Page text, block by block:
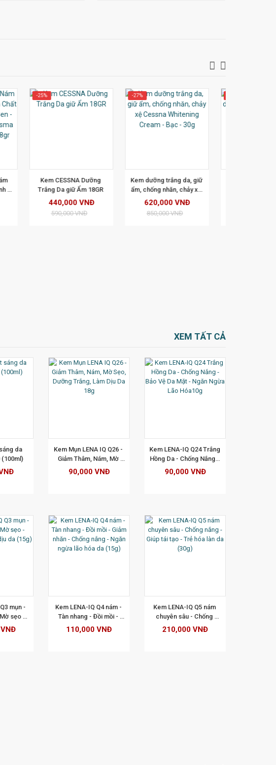
-27%
Kem dưỡng trắng da, giữ
ẩm, chống nhăn, chảy xệ
Cessna Whitening Cream
620,000 VNĐ
850,000 VNĐ
-26%
Kem Cessna Tím - Kem
dưỡng trắng da sạch
580,000 VNĐ
790,000 VNĐ
XEM TẤT CẢ
da
(100ml)
Kem Mụn LENA IQ Q26 -
Giảm Thâm, Nám, Mờ
Sẹo, Dưỡng Trắng, Làm
Dịu Da 18g
90,000 VNĐ
Kem LENA-IQ Q24 Trắng
Hồng Da - Chống Nắng -
Bảo Vệ Da Mặt - Ngăn
Ngừa Lão Hóa10g
90,000 VNĐ
mụn -
sẹo -
dịu da
Kem LENA-IQ Q4 nám -
Tàn nhang - Đồi mồi -
Giảm nhăn - Chống nắng
- Ngăn ngừa lão hóa da
110,000 VNĐ
Kem LENA-IQ Q5 nám
chuyên sâu - Chống
nắng - Giúp tái tạo - Trẻ
hóa làn da (30g)
210,000 VNĐ